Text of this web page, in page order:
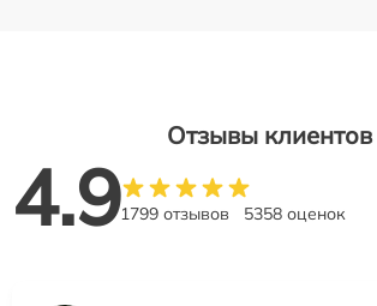
Отзывы клиентов
4.91799 отзывов 5358 оценок